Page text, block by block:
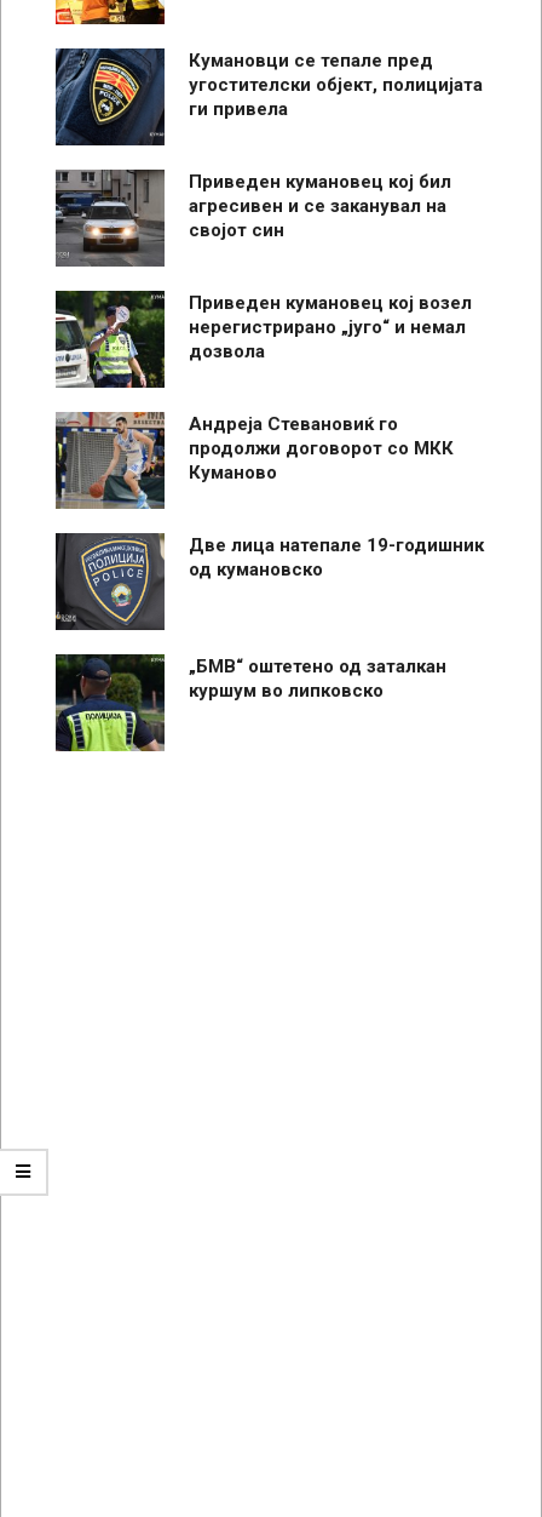
Кумановци се тепале пред
угостителски објект, полицијата
ги привела
Приведен кумановец кој бил
агресивен и се заканувал на
својот син
Приведен кумановец кој возел
нерегистрирано „југо“ и немал
дозвола
Андреја Стевановиќ го
продолжи договорот со МКК
Куманово
Две лица натепале 19-годишник
од кумановско
„БМВ“ оштетено од заталкан
куршум во липковско